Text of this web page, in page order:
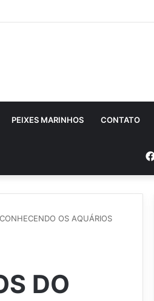
PEIXES MARINHOS CONTATO
OS AQUÁRIOS
DO